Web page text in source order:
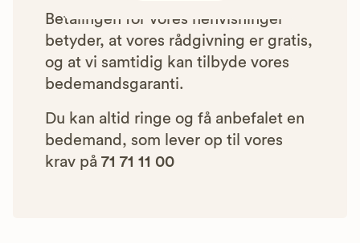
Betalingen for vores henvisninger
betyder, at vores rådgivning er gratis,
og at vi samtidig kan tilbyde vores
bedemandsgaranti.
Du kan altid ringe og få anbefalet en
bedemand, som lever op til vores
krav på 71 71 11 00